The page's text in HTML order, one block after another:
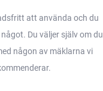
att använda och du
Du väljer själv om du
någon av mäklarna vi